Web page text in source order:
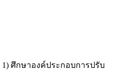
ศึกษาองค์ประกอบการปรับ